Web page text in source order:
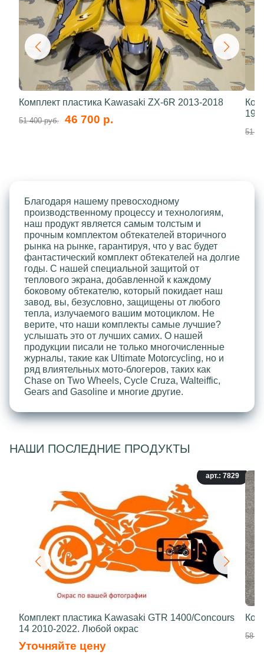
Комплект пластика Kawasaki ZX-6R 2013-2018
51 400 руб. 46 700 р.
51
Благодаря нашему превосходному
производственному процессу и технологиям,
наш продукт является самым толстым и
прочным комплектом обтекателей вторичного
рынка на рынке, гарантируя, что у вас будет
фантастический комплект обтекателей на долгие
годы. С нашей специальной защитой от
теплового экрана, добавленной к каждому
боковому обтекателю, который покидает наш
завод, вы, безусловно, защищены от любого
тепла, излучаемого вашим мотоциклом. Не
верите, что наши комплекты самые лучшие?
услышать это от лучших самих. О нашей
продукции писали не только многочисленные
журналы, такие как Ultimate Motorcycling, но и
ряд влиятельных мото-блогеров, таких как
Chase on Two Wheels, Cycle Cruza, Walteiffic,
Gears and Gasoline и многие другие.
НАШИ ПОСЛЕДНИЕ ПРОДУКТЫ
арт.: 7829
Комплект пластика Kawasaki GTR 1400/Concours
14 2010-2022. Любой окрас
Уточняйте цену
58